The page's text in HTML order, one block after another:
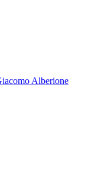
Alberione